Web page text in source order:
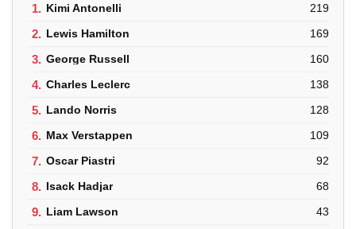
1. Kimi Antonelli 219
2. Lewis Hamilton 169
3. George Russell 160
4. Charles Leclerc 138
5. Lando Norris 128
6. Max Verstappen 109
7. Oscar Piastri 92
8. Isack Hadjar 68
9. Liam Lawson 43